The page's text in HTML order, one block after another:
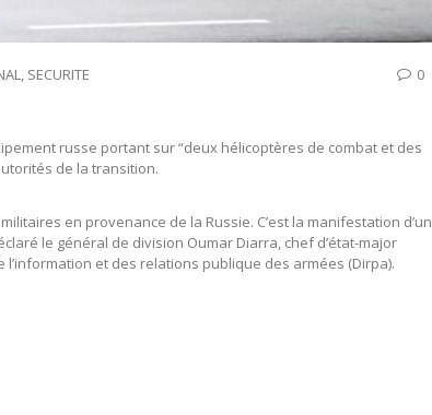
SECURITE 0
russe portant sur “deux hélicoptères de combat et des
de la transition.
en provenance de la Russie. C’est la manifestation d’un
le général de division Oumar Diarra, chef d’état-major
et des relations publique des armées (Dirpa).